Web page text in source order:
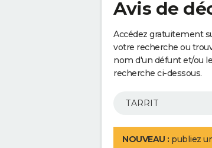
Avis de
Accédez gratuitement
votre recherche ou
nom d'un défunt et/ou
recherche ci-dessous.
NOUVEAU : publiez